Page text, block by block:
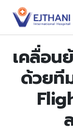
Skip to content
เคลื่อน
ด้วยที